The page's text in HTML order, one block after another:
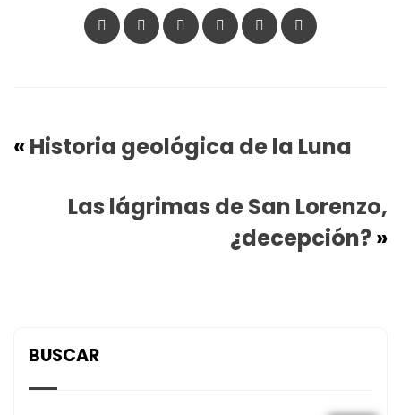
« Historia geológica de la Luna
Las lágrimas de San Lorenzo,
¿decepción?»
BUSCAR